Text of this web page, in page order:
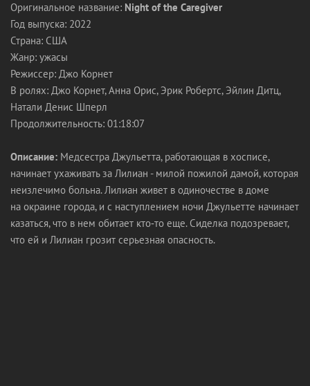
Оригинальное название: Night of the Caregiver
Год выпуска: 2022
Страна: США
Жанр: ужасы
Режиссер: Джо Корнет
В ролях: Джо Корнет, Анна Орис, Эрик Робертс, Эйлин Дитц,
Натали Денис Шперл
Продолжительность: 01:18:07
Описание: Медсестра Джульетта, работающая в хосписе,
начинает ухаживать за Лилиан - милой пожилой дамой, которая
неизлечимо больна. Лилиан живет в одиночестве в доме
на окраине города, и с наступлением ночи Джульетте начинает
казаться, что в нем обитает кто‑то еще. Сиделка подозревает,
что ей и Лилиан грозит серьезная опасность.